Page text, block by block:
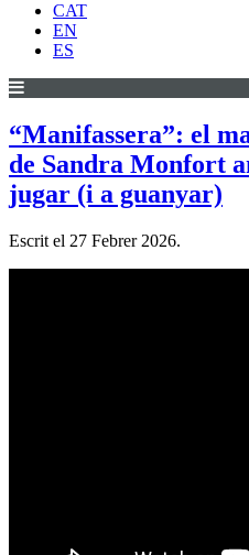
CAT
EN
ES
“Manifassera”: el
de Sandra Monfort
jugar (i a guanyar)
Escrit el 27 Febrer 2026.